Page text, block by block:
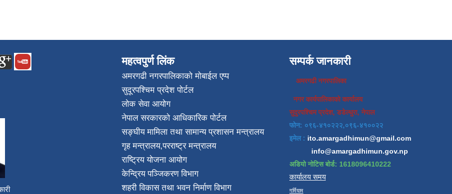
महत्वपुर्ण लिंक
अमरगढी नगरपालिकाको मोबाईल एप्प
सुदूरपश्चिम प्रदेश पोर्टल
लोक सेवा आयोग
नेपाल सरकारको आधिकारिक पोर्टल
सङ्घीय मामिला तथा सामान्य प्रशासन मन्त्रालय
गृह मन्त्रालय,परराष्ट्र मन्त्रालय
राष्ट्रिय योजना आयोग
केन्द्रिय पञ्जिकरण विभाग
शहरी विकास तथा भवन निर्माण विभाग
सम्पर्क जानकारी
अमरगढी नगरपालिका
नगर कार्यपालिकाको कार्यालय
सुदुरपश्चिम प्रदेश, डडेल्धुरा, नेपाल
फोन: ०९६-४१०२२२,०९६-४१००२२
इमेल : ito.amargadhimun@gmail.com
info@amargadhimun.gov.np
अडियो नोटिस बोर्ड: 1618096410222
कार्यालय समय
गर्मियाम